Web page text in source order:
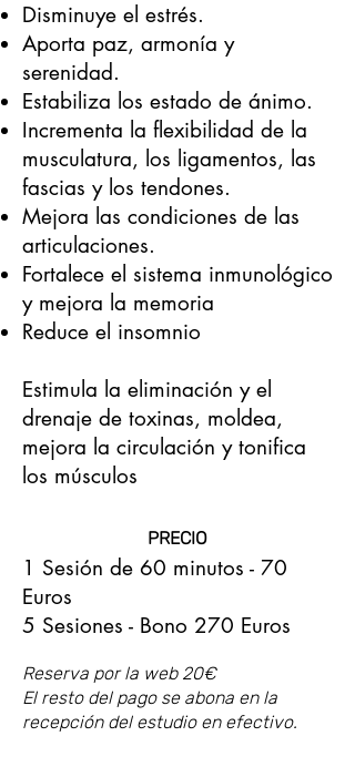
Disminuye el estrés.
Aporta paz, armonía y
serenidad.
Estabiliza los estado de ánimo.
Incrementa la flexibilidad de la
musculatura, los ligamentos, las
fascias y los tendones.
Mejora las condiciones de las
articulaciones.
Fortalece el sistema inmunológico
y mejora la memoria
Reduce el insomnio
Estimula la eliminación y el
drenaje de toxinas, moldea,
mejora la circulación y tonifica
los músculos
PRECIO
1 Sesión de 60 minutos - 70
Euros
5 Sesiones - Bono 270 Euros
Reserva por la web 20€
El resto del pago se abona en la
recepción del estudio en efectivo.